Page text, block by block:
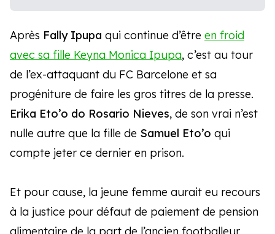
Après Fally Ipupa qui continue d’être en froid
avec sa fille Keyna Monica Ipupa, c’est au tour
de l’ex-attaquant du FC Barcelone et sa
progéniture de faire les gros titres de la presse.
Erika Eto’o do Rosario Nieves, de son vrai n’est
nulle autre que la fille de Samuel Eto’o qui
compte jeter ce dernier en prison.
Et pour cause, la jeune femme aurait eu recours
à la justice pour défaut de paiement de pension
alimentaire de la part de l’ancien footballeur.